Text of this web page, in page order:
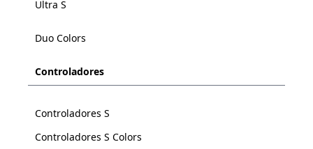
Ultra S
Duo Colors
Controladores
Controladores S
Controladores S Colors